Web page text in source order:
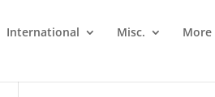
International Misc. More